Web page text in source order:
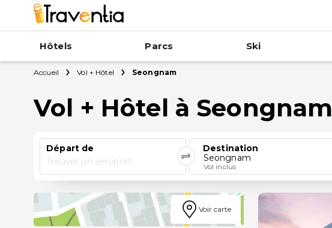
Hôtels Parcs Ski
Accueil Vol + Hôtel Seongnam
Vol + Hôtel à Seongnam
Départ de
Trouver un aéroport
Destination
Seongnam
Vol inclus
Voir carte